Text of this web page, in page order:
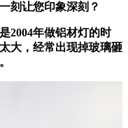
刻让您印象深刻？
2004年做铝材灯的时
大，经常出现掉玻璃砸